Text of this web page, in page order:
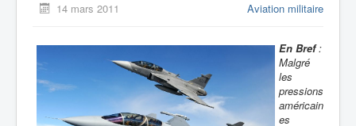
14 mars 2011 Aviation militaire
En Bref:
Malgré
les
pressions
américain
es